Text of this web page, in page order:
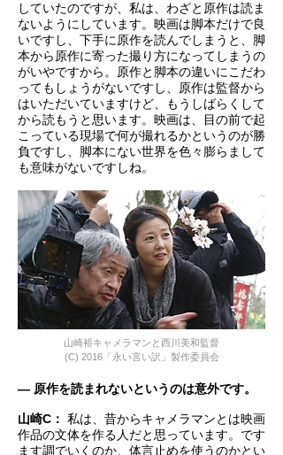
していたのですが、私は、わざと原作は読ま
ないようにしています。映画は脚本だけで良
いですし、下手に原作を読んでしまうと、脚
本から原作に寄った撮り方になってしまうの
がいやですから。原作と脚本の違いにこだわ
ってもしょうがないですし、原作は監督から
はいただいていますけど、もうしばらくして
から読もうと思います。映画は、目の前で起
こっている現場で何が撮れるかというのが勝
負ですし、脚本にない世界を色々膨らまして
も意味がないですしね。
山崎裕キャメラマンと西川美和監督
(C) 2016「永い言い訳」製作委員会
― 原作を読まれないというのは意外です。
山崎C： 私は、昔からキャメラマンとは映画
作品の文体を作る人だと思っています。です
ます調でいくのか、体言止めを使うのかとい